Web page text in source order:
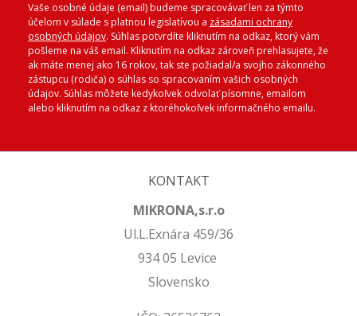
Vaše osobné údaje (email) budeme spracovávať len za týmto
účelom v súlade s platnou legislatívou a zásadami ochrany
osobných údajov. Súhlas potvrdíte kliknutím na odkaz, ktorý vám
pošleme na váš email. Kliknutím na odkaz zároveň prehlasujete, že
ak máte menej ako 16 rokov, tak ste požiadal/a svojho zákonného
zástupcu (rodiča) o súhlas so spracovaním vašich osobných
údajov. Súhlas môžete kedykoľvek odvolať písomne, emailom
alebo kliknutím na odkaz z ktoréhokoľvek informačného emailu.
KONTAKT
MIKRONA,s.r.o
Ul.L.Exnára 459/36
934 05 Levice
Slovensko